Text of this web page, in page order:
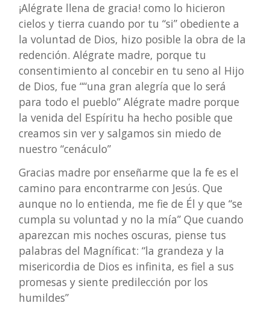
¡Alégrate llena de gracia! como lo hicieron
cielos y tierra cuando por tu “si” obediente a
la voluntad de Dios, hizo posible la obra de la
redención. Alégrate madre, porque tu
consentimiento al concebir en tu seno al Hijo
de Dios, fue ““una gran alegría que lo será
para todo el pueblo” Alégrate madre porque
la venida del Espíritu ha hecho posible que
creamos sin ver y salgamos sin miedo de
nuestro “cenáculo”
Gracias madre por enseñarme que la fe es el
camino para encontrarme con Jesús. Que
aunque no lo entienda, me fie de Él y que “se
cumpla su voluntad y no la mía” Que cuando
aparezcan mis noches oscuras, piense tus
palabras del Magníficat: “la grandeza y la
misericordia de Dios es infinita, es fiel a sus
promesas y siente predilección por los
humildes”